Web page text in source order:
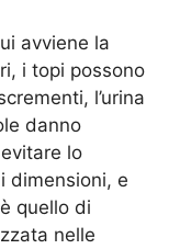
avviene la
i topi possono
l’urina
danno
lo
dimensioni, e
quello di
nelle